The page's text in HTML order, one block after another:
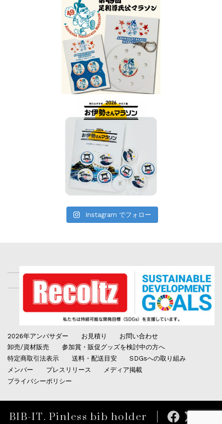
Instagram でフォロー
2026年アンバサダー お見積り
お問い合わせ
卸売/資材販売
参加賞・販促グッズを検討中の方へ
特定商取引法表示
送料・配送目安
SDGsへの取り組み
メンバー
プレスリリース
メディア掲載
プライバシーポリシー
BIB-IT. Pinless bib holder